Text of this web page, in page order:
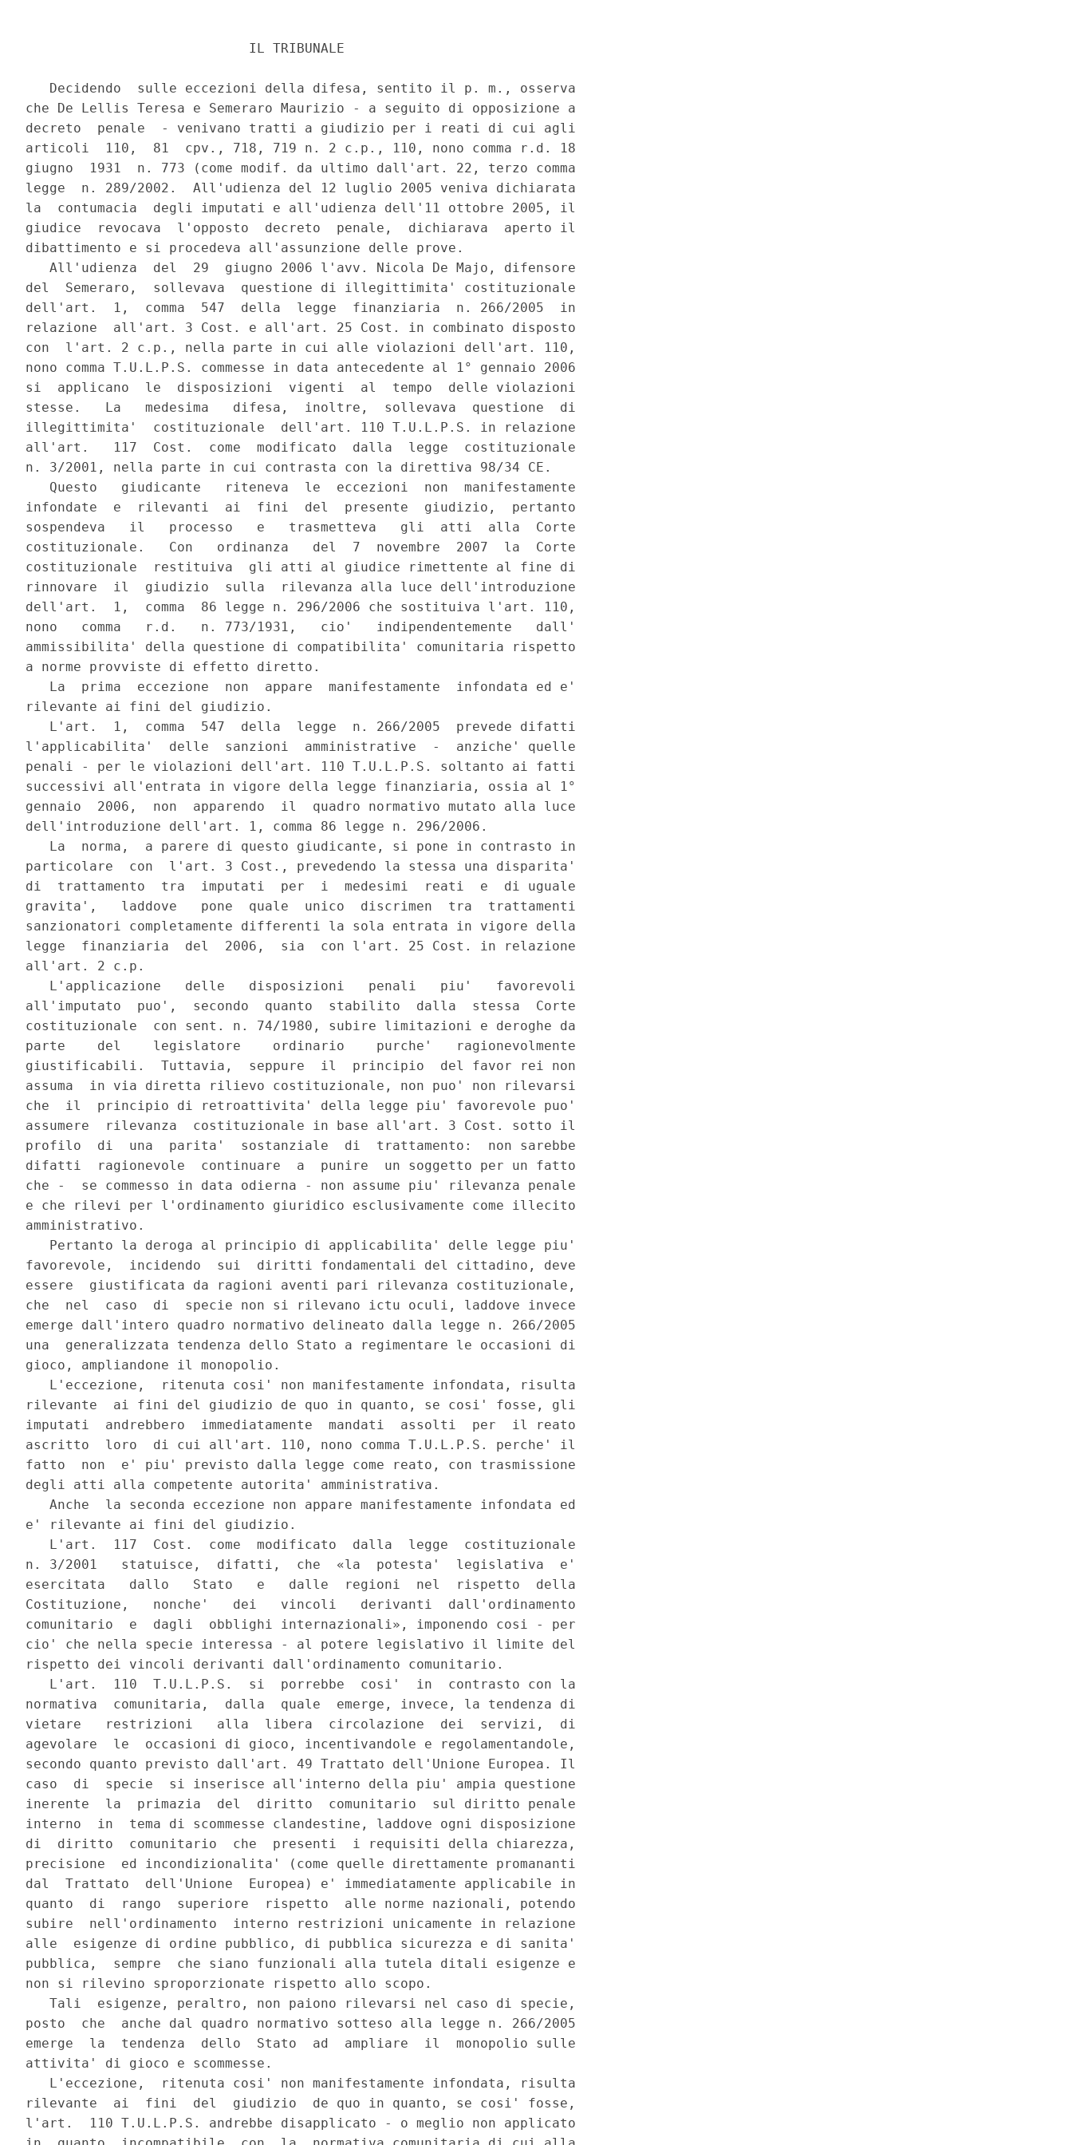
                            IL TRIBUNALE
   Decidendo  sulle eccezioni della difesa, sentito il p. m., osserva
che De Lellis Teresa e Semeraro Maurizio - a seguito di opposizione a
decreto  penale  - venivano tratti a giudizio per i reati di cui agli
articoli  110,  81  cpv., 718, 719 n. 2 c.p., 110, nono comma r.d. 18
giugno  1931  n. 773 (come modif. da ultimo dall'art. 22, terzo comma
legge  n. 289/2002.  All'udienza del 12 luglio 2005 veniva dichiarata
la  contumacia  degli imputati e all'udienza dell'11 ottobre 2005, il
giudice  revocava  l'opposto  decreto  penale,  dichiarava  aperto il
dibattimento e si procedeva all'assunzione delle prove.
   All'udienza  del  29  giugno 2006 l'avv. Nicola De Majo, difensore
del  Semeraro,  sollevava  questione di illegittimita' costituzionale
dell'art.  1,  comma  547  della  legge  finanziaria  n. 266/2005  in
relazione  all'art. 3 Cost. e all'art. 25 Cost. in combinato disposto
con  l'art. 2 c.p., nella parte in cui alle violazioni dell'art. 110,
nono comma T.U.L.P.S. commesse in data antecedente al 1° gennaio 2006
si  applicano  le  disposizioni  vigenti  al  tempo  delle violazioni
stesse.   La   medesima   difesa,  inoltre,  sollevava  questione  di
illegittimita'  costituzionale  dell'art. 110 T.U.L.P.S. in relazione
all'art.   117  Cost.  come  modificato  dalla  legge  costituzionale
n. 3/2001, nella parte in cui contrasta con la direttiva 98/34 CE.
   Questo   giudicante   riteneva  le  eccezioni  non  manifestamente
infondate  e  rilevanti  ai  fini  del  presente  giudizio,  pertanto
sospendeva   il   processo   e   trasmetteva   gli  atti  alla  Corte
costituzionale.   Con   ordinanza   del  7  novembre  2007  la  Corte
costituzionale  restituiva  gli atti al giudice rimettente al fine di
rinnovare  il  giudizio  sulla  rilevanza alla luce dell'introduzione
dell'art.  1,  comma  86 legge n. 296/2006 che sostituiva l'art. 110,
nono   comma   r.d.   n. 773/1931,   cio'   indipendentemente   dall'
ammissibilita' della questione di compatibilita' comunitaria rispetto
a norme provviste di effetto diretto.
   La  prima  eccezione  non  appare  manifestamente  infondata ed e'
rilevante ai fini del giudizio.
   L'art.  1,  comma  547  della  legge  n. 266/2005  prevede difatti
l'applicabilita'  delle  sanzioni  amministrative  -  anziche' quelle
penali - per le violazioni dell'art. 110 T.U.L.P.S. soltanto ai fatti
successivi all'entrata in vigore della legge finanziaria, ossia al 1°
gennaio  2006,  non  apparendo  il  quadro normativo mutato alla luce
dell'introduzione dell'art. 1, comma 86 legge n. 296/2006.
   La  norma,  a parere di questo giudicante, si pone in contrasto in
particolare  con  l'art. 3 Cost., prevedendo la stessa una disparita'
di  trattamento  tra  imputati  per  i  medesimi  reati  e  di uguale
gravita',   laddove   pone  quale  unico  discrimen  tra  trattamenti
sanzionatori completamente differenti la sola entrata in vigore della
legge  finanziaria  del  2006,  sia  con l'art. 25 Cost. in relazione
all'art. 2 c.p.
   L'applicazione   delle   disposizioni   penali   piu'   favorevoli
all'imputato  puo',  secondo  quanto  stabilito  dalla  stessa  Corte
costituzionale  con sent. n. 74/1980, subire limitazioni e deroghe da
parte    del    legislatore    ordinario    purche'   ragionevolmente
giustificabili.  Tuttavia,  seppure  il  principio  del favor rei non
assuma  in via diretta rilievo costituzionale, non puo' non rilevarsi
che  il  principio di retroattivita' della legge piu' favorevole puo'
assumere  rilevanza  costituzionale in base all'art. 3 Cost. sotto il
profilo  di  una  parita'  sostanziale  di  trattamento:  non sarebbe
difatti  ragionevole  continuare  a  punire  un soggetto per un fatto
che -  se commesso in data odierna - non assume piu' rilevanza penale
e che rilevi per l'ordinamento giuridico esclusivamente come illecito
amministrativo.
   Pertanto la deroga al principio di applicabilita' delle legge piu'
favorevole,  incidendo  sui  diritti fondamentali del cittadino, deve
essere  giustificata da ragioni aventi pari rilevanza costituzionale,
che  nel  caso  di  specie non si rilevano ictu oculi, laddove invece
emerge dall'intero quadro normativo delineato dalla legge n. 266/2005
una  generalizzata tendenza dello Stato a regimentare le occasioni di
gioco, ampliandone il monopolio.
   L'eccezione,  ritenuta cosi' non manifestamente infondata, risulta
rilevante  ai fini del giudizio de quo in quanto, se cosi' fosse, gli
imputati  andrebbero  immediatamente  mandati  assolti  per  il reato
ascritto  loro  di cui all'art. 110, nono comma T.U.L.P.S. perche' il
fatto  non  e' piu' previsto dalla legge come reato, con trasmissione
degli atti alla competente autorita' amministrativa.
   Anche  la seconda eccezione non appare manifestamente infondata ed
e' rilevante ai fini del giudizio.
   L'art.  117  Cost.  come  modificato  dalla  legge  costituzionale
n. 3/2001   statuisce,  difatti,  che  «la  potesta'  legislativa  e'
esercitata   dallo   Stato   e   dalle  regioni  nel  rispetto  della
Costituzione,   nonche'   dei   vincoli   derivanti  dall'ordinamento
comunitario  e  dagli  obblighi internazionali», imponendo cosi - per
cio' che nella specie interessa - al potere legislativo il limite del
rispetto dei vincoli derivanti dall'ordinamento comunitario.
   L'art.  110  T.U.L.P.S.  si  porrebbe  cosi'  in  contrasto con la
normativa  comunitaria,  dalla  quale  emerge, invece, la tendenza di
vietare   restrizioni   alla  libera  circolazione  dei  servizi,  di
agevolare  le  occasioni di gioco, incentivandole e regolamentandole,
secondo quanto previsto dall'art. 49 Trattato dell'Unione Europea. Il
caso  di  specie  si inserisce all'interno della piu' ampia questione
inerente  la  primazia  del  diritto  comunitario  sul diritto penale
interno  in  tema di scommesse clandestine, laddove ogni disposizione
di  diritto  comunitario  che  presenti  i requisiti della chiarezza,
precisione  ed incondizionalita' (come quelle direttamente promananti
dal  Trattato  dell'Unione  Europea) e' immediatamente applicabile in
quanto  di  rango  superiore  rispetto  alle norme nazionali, potendo
subire  nell'ordinamento  interno restrizioni unicamente in relazione
alle  esigenze di ordine pubblico, di pubblica sicurezza e di sanita'
pubblica,  sempre  che siano funzionali alla tutela ditali esigenze e
non si rilevino sproporzionate rispetto allo scopo.
   Tali  esigenze, peraltro, non paiono rilevarsi nel caso di specie,
posto  che  anche dal quadro normativo sotteso alla legge n. 266/2005
emerge  la  tendenza  dello  Stato  ad  ampliare  il  monopolio sulle
attivita' di gioco e scommesse.
   L'eccezione,  ritenuta cosi' non manifestamente infondata, risulta
rilevante  ai  fini  del  giudizio  de quo in quanto, se cosi' fosse,
l'art.  110 T.U.L.P.S. andrebbe disapplicato - o meglio non applicato